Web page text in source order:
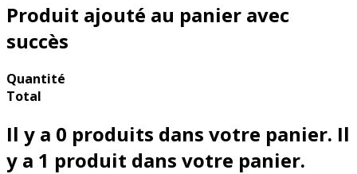
Produit ajouté au panier avec
succès
Quantité
Total
Il y a 0 produits dans votre panier. Il
y a 1 produit dans votre panier.